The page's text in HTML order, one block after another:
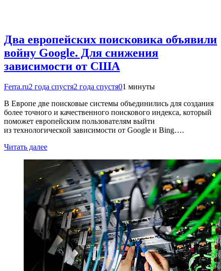
Два европейских поисковика объявили
войну Google. Для снижения
зависимости от США
Ferra.ru2 года спустя2 года спустя01 минуты
В Европе две поисковые системы объединились для создания
более точного и качественного поискового индекса, который
поможет европейским пользователям выйти
из технологической зависимости от Google и Bing….
Читать далее